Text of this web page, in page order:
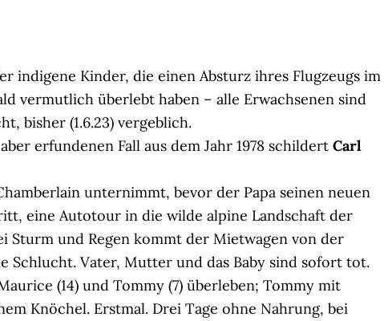
indigene Kinder, die einen Absturz ihres Flugzeugs im
vermutlich überlebt haben – alle Erwachsenen sind
bisher (1.6.23) vergeblich.
erfundenen Fall aus dem Jahr 1978 schildert Carl
unternimmt, bevor der Papa seinen neuen
eine Autotour in die wilde alpine Landschaft der
Sturm und Regen kommt der Mietwagen von der
Schlucht. Vater, Mutter und das Baby sind sofort tot.
(14) und Tommy (7) überleben; Tommy mit
Knöchel. Erstmal. Drei Tage ohne Nahrung, bei